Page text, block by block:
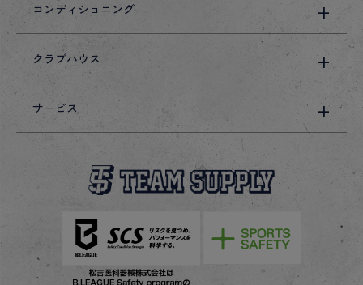
コンディショニング
クラブハウス
サービス